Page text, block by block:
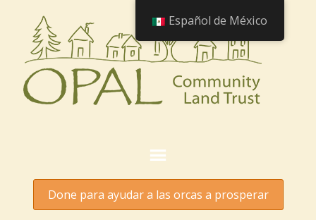
Done para ayudar a las orcas a prosperar
Español de México